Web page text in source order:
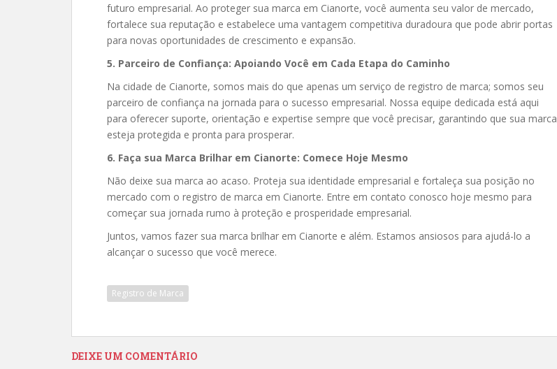
futuro empresarial. Ao proteger sua marca em Cianorte, você aumenta seu valor de mercado,
fortalece sua reputação e estabelece uma vantagem competitiva duradoura que pode abrir portas
para novas oportunidades de crescimento e expansão.
5. Parceiro de Confiança: Apoiando Você em Cada Etapa do Caminho
Na cidade de Cianorte, somos mais do que apenas um serviço de registro de marca; somos seu
parceiro de confiança na jornada para o sucesso empresarial. Nossa equipe dedicada está aqui
para oferecer suporte, orientação e expertise sempre que você precisar, garantindo que sua marca
esteja protegida e pronta para prosperar.
6. Faça sua Marca Brilhar em Cianorte: Comece Hoje Mesmo
Não deixe sua marca ao acaso. Proteja sua identidade empresarial e fortaleça sua posição no
mercado com o registro de marca em Cianorte. Entre em contato conosco hoje mesmo para
começar sua jornada rumo à proteção e prosperidade empresarial.
Juntos, vamos fazer sua marca brilhar em Cianorte e além. Estamos ansiosos para ajudá-lo a
alcançar o sucesso que você merece.
Registro de Marca
DEIXE UM COMENTÁRIO